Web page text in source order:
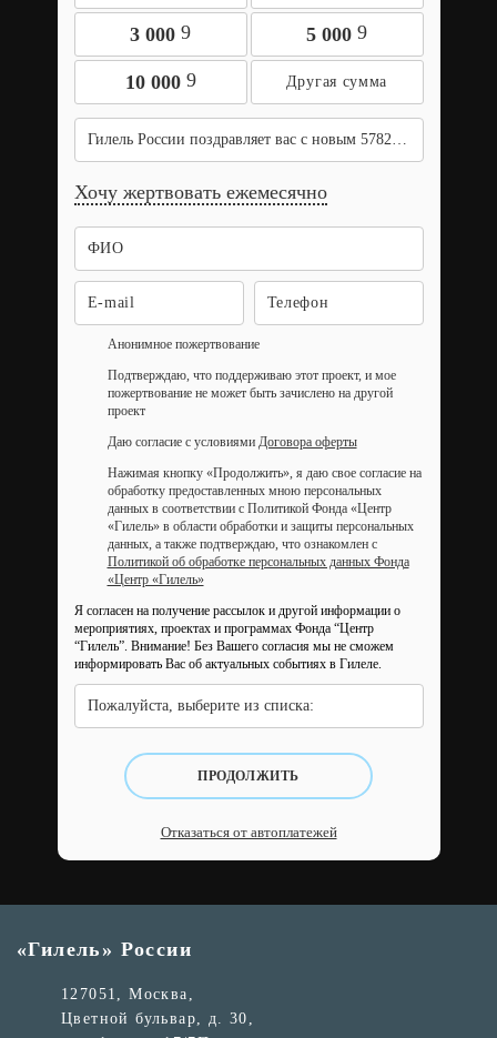
3 000 9 5 000 9
10 000 9
Гилель России поздравляет вас с новым 5782 годом!
Хочу жертвовать ежемесячно
Анонимное пожертвование
Подтверждаю, что поддерживаю этот проект, и мое
пожертвование не может быть зачислено на другой
проект
Даю согласие с условиями Договора оферты
Нажимая кнопку «Продолжить», я даю свое согласие на
обработку предоставленных мною персональных
данных в соответствии с Политикой Фонда «Центр
«Гилель» в области обработки и защиты персональных
данных, а также подтверждаю, что ознакомлен с
Политикой об обработке персональных данных Фонда
«Центр «Гилель»
Я согласен на получение рассылок и другой информации о
мероприятиях, проектах и программах Фонда “Центр
“Гилель”. Внимание! Без Вашего согласия мы не сможем
информировать Вас об актуальных событиях в Гилеле.
Пожалуйста, выберите из списка:
ПРОДОЛЖИТЬ
Отказаться от автоплатежей
«Гилель» России
127051, Москва,
Цветной бульвар, д. 30,